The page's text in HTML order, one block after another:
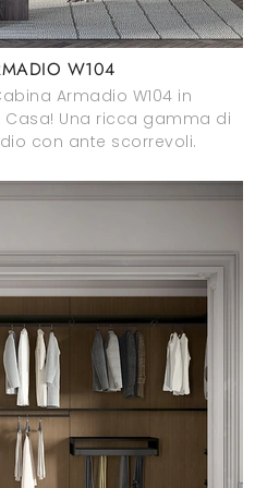
W104
Armadio W104 in
Una ricca gamma di
con ante scorrevoli.